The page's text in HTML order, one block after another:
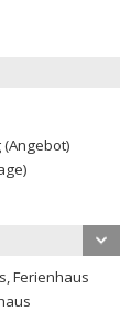
Ferienhaus